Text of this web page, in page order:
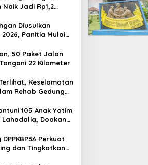
50
Wanoja Perjuangan
Organisasi, Dukung
Kegiatan Positif Generasi
Jadi Rp1,2
Diusulkan
Panitia Mulai
50 Paket Jalan
22 Kilometer
Keselamatan
Rehab Gedung
105 Anak Yatim
Lahadalia, Doakan
Perkuat
dan Tingkatkan